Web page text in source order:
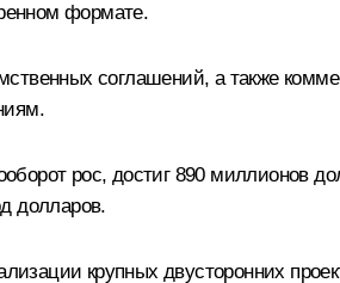
формате.
соглашений, а также
рос, достиг 890 миллионов
долларов.
крупных двусторонних